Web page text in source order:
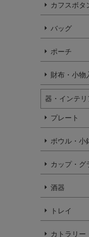
カフスボタ
バッグ
ポーチ
財布・小物
器・インテリ
プレート
ボウル・小
カップ・グ
酒器
トレイ
カトラリー